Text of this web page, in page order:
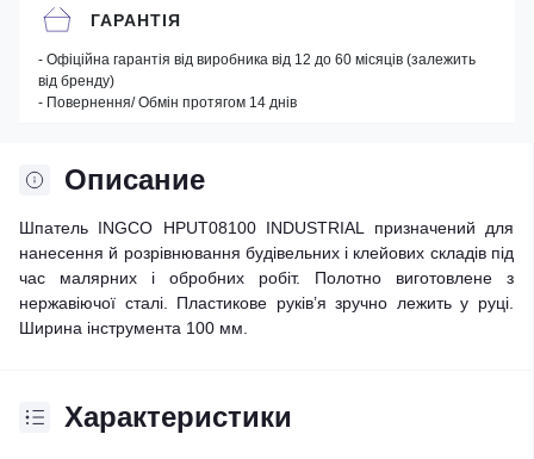
Описание
Шпатель INGCO HPUT08100 INDUSTRIAL призначений для
нанесення й розрівнювання будівельних і клейових складів під
час малярних і обробних робіт. Полотно виготовлене з
нержавіючої сталі. Пластикове руків’я зручно лежить у руці.
Ширина інструмента 100 мм.
Характеристики
ГАРАНТІЯ
- Офіційна гарантія від виробника від 12 до 60 місяців (залежить
від бренду)
- Повернення/ Обмін протягом 14 днів